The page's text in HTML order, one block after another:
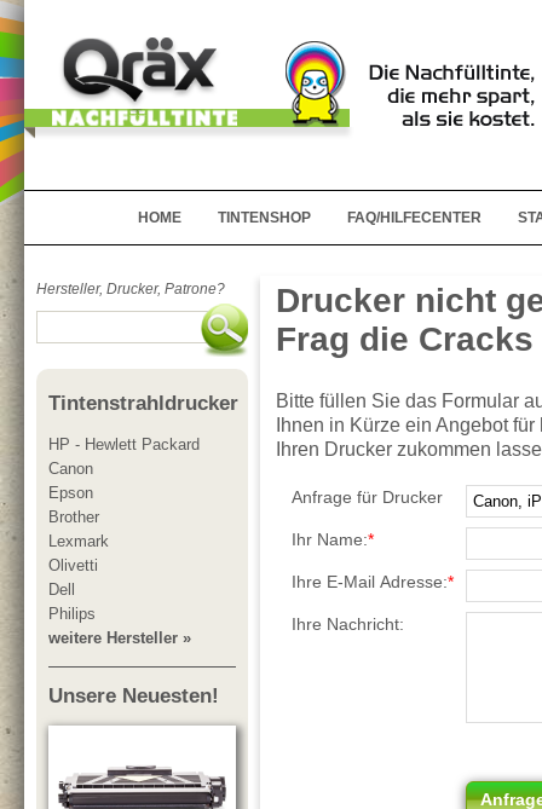
HOME TINTENSHOP FAQ/HILFECENTER
Hersteller, Drucker, Patrone?
Tintenstrahldrucker
HP - Hewlett Packard
Canon
Epson
Brother
Lexmark
Olivetti
Dell
Philips
weitere Hersteller »
Unsere Neuesten!
Drucker nicht
Frag die
Bitte füllen Sie das Formular
Ihnen in Kürze ein Angebot
Ihren Drucker zukommen
Anfrage für Drucker
Ihr Name:*
Ihre E-Mail Adresse:*
Ihre Nachricht: